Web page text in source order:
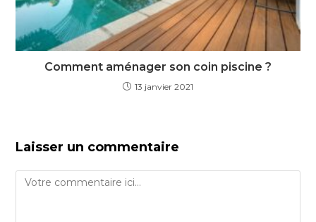
Comment aménager son coin piscine ?
13 janvier 2021
Laisser un commentaire
Comment